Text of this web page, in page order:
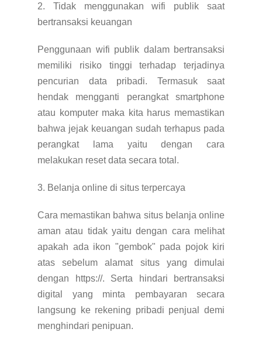
2. Tidak menggunakan wifi publik saat
bertransaksi keuangan
Penggunaan wifi publik dalam bertransaksi
memiliki risiko tinggi terhadap terjadinya
pencurian data pribadi. Termasuk saat
hendak mengganti perangkat smartphone
atau komputer maka kita harus memastikan
bahwa jejak keuangan sudah terhapus pada
perangkat lama yaitu dengan cara
melakukan reset data secara total.
3. Belanja online di situs terpercaya
Cara memastikan bahwa situs belanja online
aman atau tidak yaitu dengan cara melihat
apakah ada ikon "gembok" pada pojok kiri
atas sebelum alamat situs yang dimulai
dengan https://. Serta hindari bertransaksi
digital yang minta pembayaran secara
langsung ke rekening pribadi penjual demi
menghindari penipuan.